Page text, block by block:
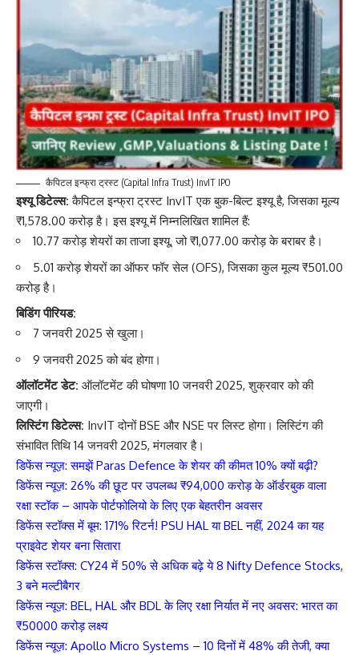
कैपिटल इन्फ्रा ट्रस्ट (Capital Infra Trust) InvIT IPO
इश्यू डिटेल्स: कैपिटल इन्फ्रा ट्रस्ट InvIT एक बुक-बिल्ट इश्यू है, जिसका मूल्य
₹1,578.00 करोड़ है। इस इश्यू में निम्नलिखित शामिल हैं:
10.77 करोड़ शेयरों का ताजा इश्यू, जो ₹1,077.00 करोड़ के बराबर है।
5.01 करोड़ शेयरों का ऑफर फॉर सेल (OFS), जिसका कुल मूल्य ₹501.00
करोड़ है।
बिडिंग पीरियड:
7 जनवरी 2025 से खुला।
9 जनवरी 2025 को बंद होगा।
ऑलॉटमेंट डेट: ऑलॉटमेंट की घोषणा 10 जनवरी 2025, शुक्रवार को की
जाएगी।
लिस्टिंग डिटेल्स: InvIT दोनों BSE और NSE पर लिस्ट होगा। लिस्टिंग की
संभावित तिथि 14 जनवरी 2025, मंगलवार है।
डिफेंस न्यूज़: समझें Paras Defence के शेयर की कीमत 10% क्यों बढ़ी?
डिफेंस न्यूज़: 26% की छूट पर उपलब्ध ₹94,000 करोड़ के ऑर्डरबुक वाला
रक्षा स्टॉक – आपके पोर्टफोलियो के लिए एक बेहतरीन अवसर
डिफेंस स्टॉक्स में बूम: 171% रिटर्न! PSU HAL या BEL नहीं, 2024 का यह
प्राइवेट शेयर बना सितारा
डिफेंस स्टॉक्स: CY24 में 50% से अधिक बढ़े ये 8 Nifty Defence Stocks,
3 बने मल्टीबैगर
डिफेंस न्यूज़: BEL, HAL और BDL के लिए रक्षा निर्यात में नए अवसर: भारत का
₹50000 करोड़ लक्ष्य
डिफेंस न्यूज़: Apollo Micro Systems – 10 दिनों में 48% की तेजी, क्या